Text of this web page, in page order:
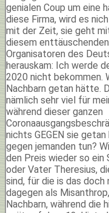
genialen Coup um eine
diese Firma, wird es
mit der Zeit, sie geht
diesem
Organisatoren des
herauskam: Ich werde
2020 nicht bekommen.
Nachbarn getan hätte.
nämlich sehr viel für
während dieser ganzen
nichts GEGEN sie
gegen jemanden tun?
den Preis wieder so
oder Vater Theresius,
sind, für die is das doch
dagegen als
Nachbarn, während die